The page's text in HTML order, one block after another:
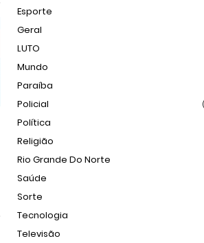
Esporte
Geral
LUTO
Mundo
Paraíba
Policial
Política
Religião
Rio Grande Do Norte
Saúde
Sorte
Tecnologia
Televisão